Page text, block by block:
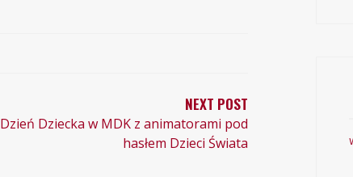
NEXT POST
Dzień Dziecka w MDK z animatorami pod
hasłem Dzieci Świata